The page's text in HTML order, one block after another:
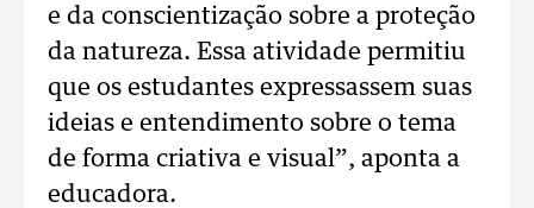
e da conscientização sobre a proteção
da natureza. Essa atividade permitiu
que os estudantes expressassem suas
ideias e entendimento sobre o tema
de forma criativa e visual”, aponta a
educadora.